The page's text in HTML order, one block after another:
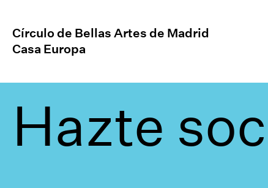
Círculo de Bellas Artes de Madrid
Casa Europa
Hazte